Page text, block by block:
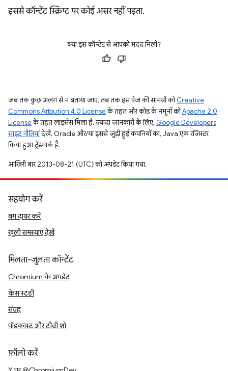
इससे कॉन्टेंट स्क्रिप्ट पर कोई असर नहीं पड़ता.
क्या इस कॉन्टेंट से आपको मदद मिली?
जब तक कुछ अलग से न बताया जाए, तब तक इस पेज की सामग्री कोCreative
Commons Attribution 4.0 Licenseके तहत और कोड के नमूनों कोApache 2.0
Licenseके तहत लाइसेंस मिला है. ज़्यादा जानकारी के लिए, Google Developers
साइट नीतियांदेखें. Oracle और/या इससे जुड़ी हुई कंपनियों का, Java एक रजिस्टर
किया हुआ ट्रेडमार्क है.
आखिरी बार 2013-08-21 (UTC) को अपडेट किया गया.
सहयोग करें
बग दायर करें
खुली समस्याएं देखें
मिलता-जुलता कॉन्टेंट
Chromium के अपडेट
केस स्टडी
संग्रह
पॉडकास्ट और टीवी शो
फ़ॉलो करें